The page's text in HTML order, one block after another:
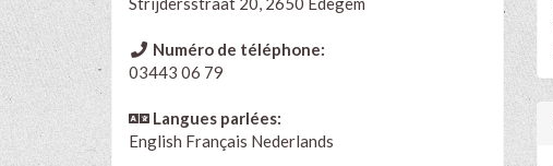
Numéro de téléphone:
03443 06 79
Langues parlées:
English Français Nederlands